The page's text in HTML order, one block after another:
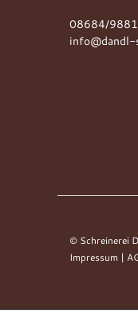
08684/
© Schreinerei
Impressum |